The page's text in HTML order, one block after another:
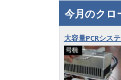
今月のクロ
大容量PCRシス